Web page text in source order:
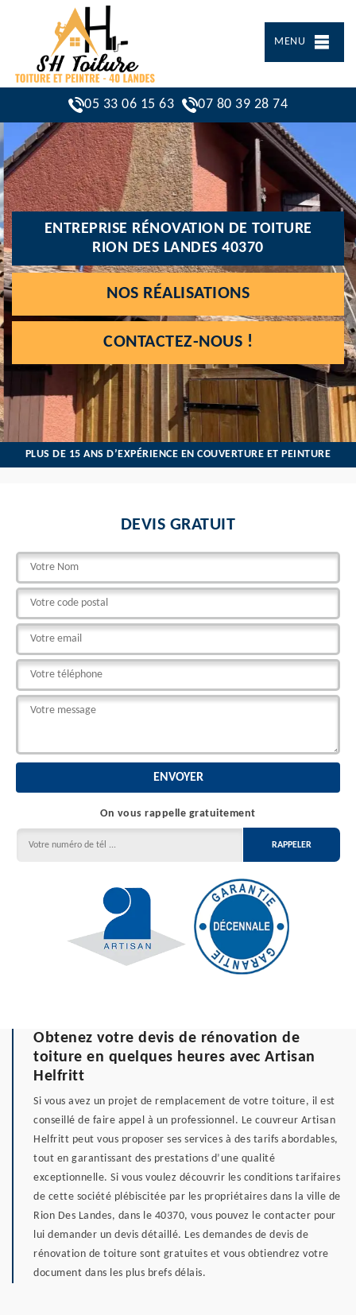
MENU
05 33 06 15 63 07 80 39 28 74
ENTREPRISE RÉNOVATION DE TOITURE
RION DES LANDES 40370
NOS RÉALISATIONS
CONTACTEZ-NOUS !
PLUS DE 15 ANS D’EXPÉRIENCE EN COUVERTURE ET PEINTURE
DEVIS GRATUIT
On vous rappelle gratuitement
Obtenez votre devis de rénovation de
toiture en quelques heures avec Artisan
Helfritt
Si vous avez un projet de remplacement de votre toiture, il est
conseillé de faire appel à un professionnel. Le couvreur Artisan
Helfritt peut vous proposer ses services à des tarifs abordables,
tout en garantissant des prestations d’une qualité
exceptionnelle. Si vous voulez découvrir les conditions tarifaires
de cette société plébiscitée par les propriétaires dans la ville de
Rion Des Landes, dans le 40370, vous pouvez le contacter pour
lui demander un devis détaillé. Les demandes de devis de
rénovation de toiture sont gratuites et vous obtiendrez votre
document dans les plus brefs délais.